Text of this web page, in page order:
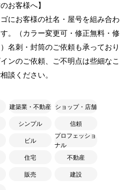
お客様へ】
にお客様の社名・屋号を組み合わ
。（カラー変更可・修正無料・修
名刺・封筒のご依頼も承っており
ンのご依頼、ご不明点は些細なこ
談ください。
建築業・不動産 ショップ・店舗
シンプル 信頼
ビル
プロフェッショ
ナル
住宅 不動産
販売 建設